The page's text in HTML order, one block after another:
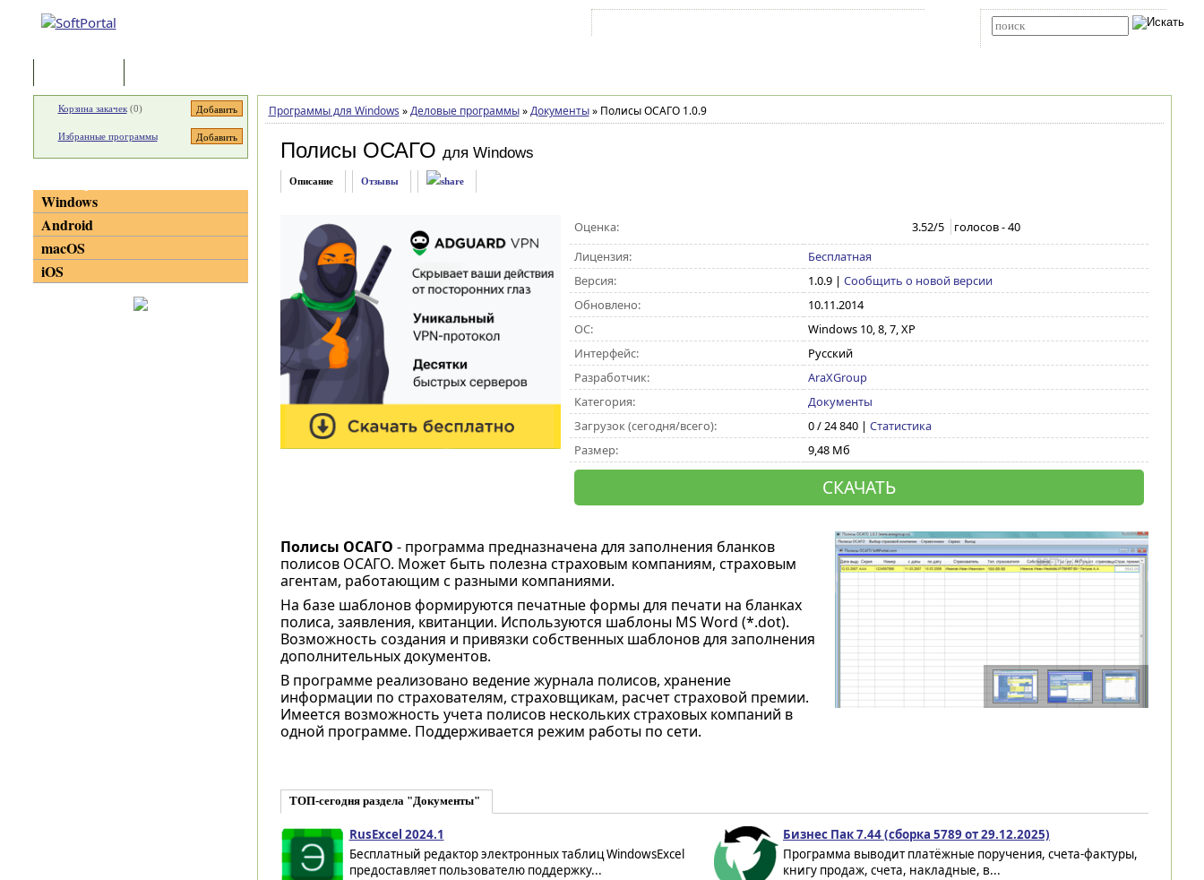
Программы для Windows » Деловые программы » Документы »Полисы ОСАГО 1.0.9
Полисы ОСАГО для Windows
Описание Отзывы
Оценка: 3.52/5 голосов -40
Лицензия:
Бесплатная
Версия:
1.0.9| Сообщить о новой версии
Обновлено:
10.11.2014
ОС:
Windows 10, 8, 7, XP
Интерфейс:
Русский
Разработчик:
AraXGroup
Категория:
Документы
Загрузок (сегодня/всего):
0 / 24 840 | Статистика
Размер:
9,48 Мб
СКАЧАТЬ
Полисы ОСАГО - программа предназначена для заполнения бланков
полисов ОСАГО. Может быть полезна страховым компаниям, страховым
агентам, работающим с разными компаниями.
На базе шаблонов формируются печатные формы для печати на бланках
полиса, заявления, квитанции. Используются шаблоны MS Word (*.dot).
Возможность создания и привязки собственных шаблонов для заполнения
дополнительных документов.
В программе реализовано ведение журнала полисов, хранение
информации по страхователям, страховщикам, расчет страховой премии.
Имеется возможность учета полисов нескольких страховых компаний в
одной программе. Поддерживается режим работы по сети.
ТОП-сегодня раздела "Документы"
RusExcel 2024.1
Бесплатный редактор электронных таблиц WindowsExcel
предоставляет пользователю поддержку...
Бизнес Пак 7.44 (сборка 5789 от 29.12.2025)
Программа выводит платёжные поручения, счета-фактуры,
книгу продаж, счета, накладные, в...
Корзина закачек(0)
Избранные программы
Windows
Android
macOS
iOS